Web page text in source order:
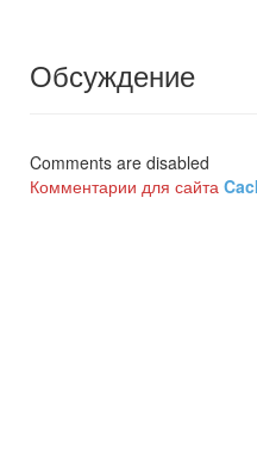
Обсуждение
Comments are disabled
Комментарии для сайта